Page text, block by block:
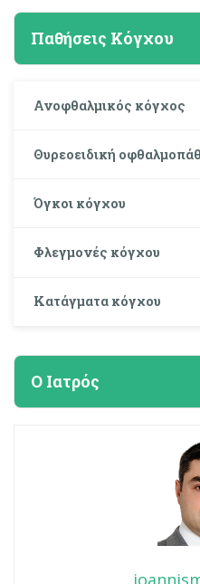
Παθήσεις Κόγχου
Ανοφθαλμικός κόγχος
Θυρεοειδική
Όγκοι κόγχου
Φλεγμονές κόγχου
Κατάγματα κόγχου
Ο Ιατρός